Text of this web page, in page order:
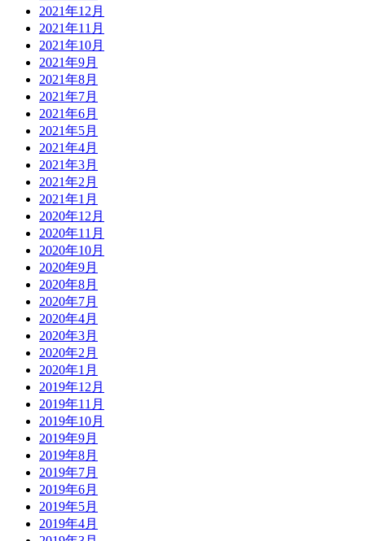
2021年12月
2021年11月
2021年10月
2021年9月
2021年8月
2021年7月
2021年6月
2021年5月
2021年4月
2021年3月
2021年2月
2021年1月
2020年12月
2020年11月
2020年10月
2020年9月
2020年8月
2020年7月
2020年4月
2020年3月
2020年2月
2020年1月
2019年12月
2019年11月
2019年10月
2019年9月
2019年8月
2019年7月
2019年6月
2019年5月
2019年4月